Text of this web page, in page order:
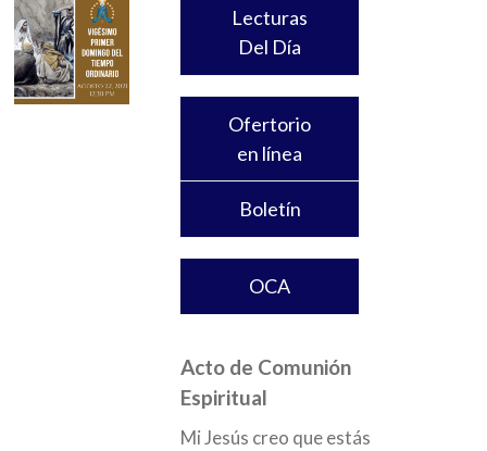
Lecturas
Del Día
Ofertorio
en línea
Boletín
OCA
Acto de Comunión
Espiritual
Mi Jesús creo que estás